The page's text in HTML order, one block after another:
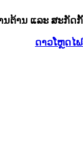
ຕ້ານ ແລະ ສະກັດ
ດາວໂຫຼດໄຟ